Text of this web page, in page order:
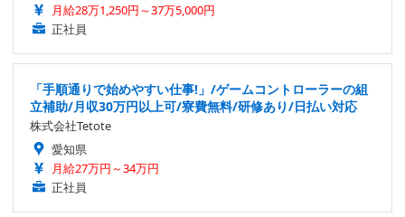
月給28万1,250円～37万5,000円
正社員
「手順通りで始めやすい仕事!」/ゲームコントローラーの組
立補助/月収30万円以上可/寮費無料/研修あり/日払い対応
株式会社Tetote
愛知県
月給27万円～34万円
正社員